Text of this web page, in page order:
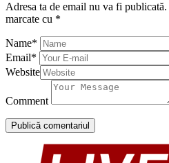
Adresa ta de email nu va fi publicată.
marcate cu *
Name*
Email*
Website
Comment